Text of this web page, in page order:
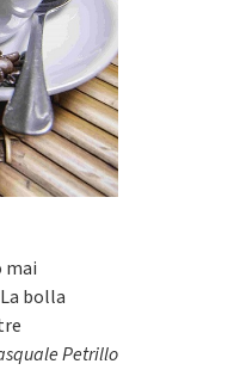
mai
bolla
Petrillo